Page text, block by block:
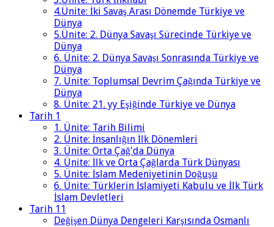
4.Ünite: İki Savaş Arası Dönemde Türkiye ve
Dünya
5.Ünite: 2. Dünya Savaşı Sürecinde Türkiye ve
Dünya
6. Ünite: 2. Dünya Savaşı Sonrasında Türkiye ve
Dünya
7. Ünite: Toplumsal Devrim Çağında Türkiye ve
Dünya
8. Ünite: 21. yy Eşiğinde Türkiye ve Dünya
Tarih 1
1. Ünite: Tarih Bilimi
2. Ünite: İnsanlığın İlk Dönemleri
3. Ünite: Orta Çağ'da Dünya
4. Ünite: İlk ve Orta Çağlarda Türk Dünyası
5. Ünite: İslam Medeniyetinin Doğuşu
6. Ünite: Türklerin İslamiyeti Kabulu ve İlk Türk
İslam Devletleri
Tarih 11
Değişen Dünya Dengeleri Karşısında Osmanlı